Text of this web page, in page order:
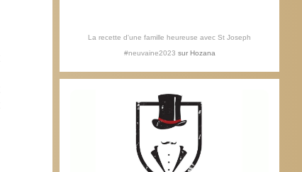
La recette d'une famille heureuse avec St Joseph
#neuvaine2023 sur Hozana